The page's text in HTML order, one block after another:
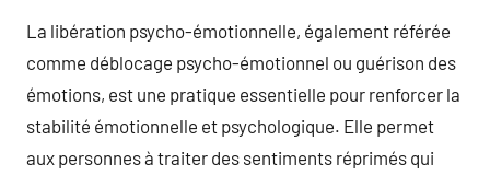
La libération psycho-émotionnelle, également référée
comme déblocage psycho-émotionnel ou guérison des
émotions, est une pratique essentielle pour renforcer la
stabilité émotionnelle et psychologique. Elle permet
aux personnes à traiter des sentiments réprimés qui